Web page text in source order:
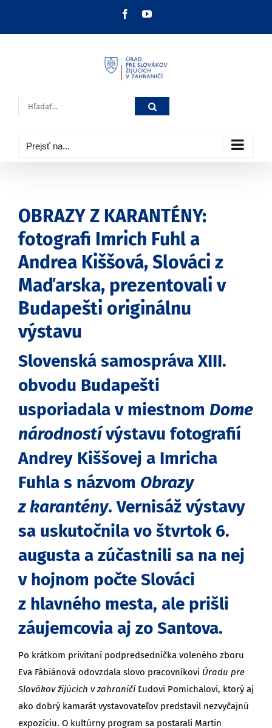
FacebookYouTube
Hľadať:
Prejsť na...
OBRAZY Z KARANTÉNY:
fotografi Imrich Fuhl a
Andrea Kiššová, Slováci z
Maďarska, prezentovali v
Budapešti originálnu
výstavu
Slovenská samospráva XIII.
obvodu Budapešti
usporiadala v miestnom Dome
národnostívýstavu fotografií
Andrey Kiššovej a Imricha
Fuhla s názvom Obrazy
z karantény. Vernisáž výstavy
sa uskutočnila vo štvrtok 6.
augusta a zúčastnili sa na nej
v hojnom počte Slováci
z hlavného mesta, ale prišli
záujemcovia aj zo Santova.
Po krátkom privítaní podpredsedníčka voleného zboru
Eva Fábiánová odovzdala slovo pracovníkovi Úradu pre
Slovákov žijúcich v zahraničíĽudovi Pomichalovi, ktorý aj
ako dobrý kamarát vystavovateľov predstavil nezvyčajnú
expozíciu. O kultúrny program sa postarali Martin